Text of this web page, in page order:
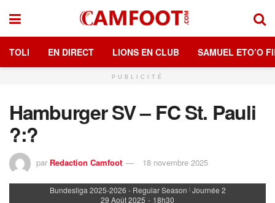
TOLI EN DIRECT LIONS EN CLUB SAMUEL ETO’O
PUBLICITÉ
Hamburger SV – FC St. Pauli
?:?
par Redaction Camfoot 18 novembre 2025
Bundesliga 2025-2026 - Regular Season | Journée 2
29 Août 2025 - 18h30